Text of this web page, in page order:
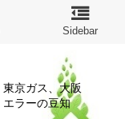
京ガス、大阪
ラーの豆知